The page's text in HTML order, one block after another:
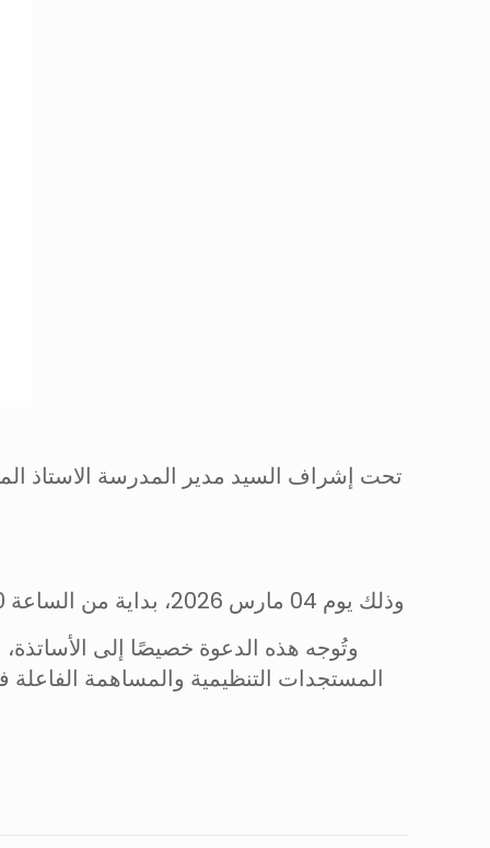
تحت إشراف السيد مدير المدرسة الاستاذ
وذلك يوم 04 مارس 2026، بداية من الساعة 9:30 صباحا بقاعة المحاضرات الكبرى بالمدرسة، وذلك تحت شعار
وتُوجه هذه الدعوة خصيصًا إلى
المستجدات التنظيمية والمساهمة الفاعلة